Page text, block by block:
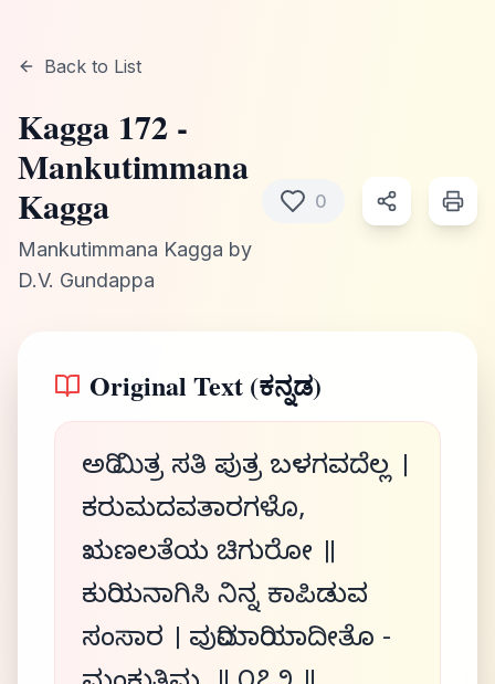
Back to List
Kagga 172 -
Mankutimmana
Kagga
Mankutimmana Kagga by
D.V. Gundappa
0
Original Text (ಕನ್ನಡ)
ಅರಿ ಮಿತ್ರ ಸತಿ ಪುತ್ರ ಬಳಗವದೆಲ್ಲ ।
ಕರುಮದವತಾರಗಳೊ,
ಋಣಲತೆಯ ಚಿಗುರೋ ॥
ಕುರಿಯನಾಗಿಸಿ ನಿನ್ನ ಕಾಪಿಡುವ
ಸಂಸಾರ । ವುರಿಮಾರಿಯಾದೀತೊ -